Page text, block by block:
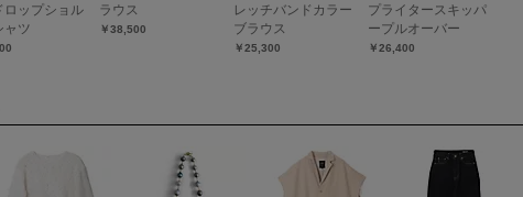
ロップショル
ャツ
ラウス
￥38,500
レッチバンドカラー
ブラウス
￥25,300
プライタースキッパ
ープルオーバー
￥26,400